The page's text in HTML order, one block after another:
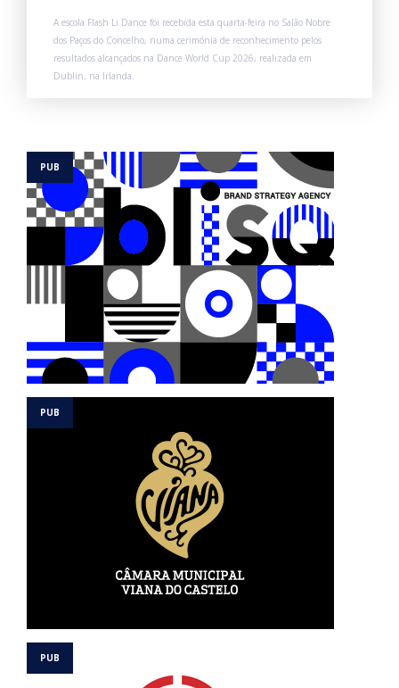
A escola Flash Li Dance foi recebida esta quarta-feira no Salão Nobre
dos Paços do Concelho, numa cerimónia de reconhecimento pelos
resultados alcançados na Dance World Cup 2026, realizada em
Dublin, na Irlanda.